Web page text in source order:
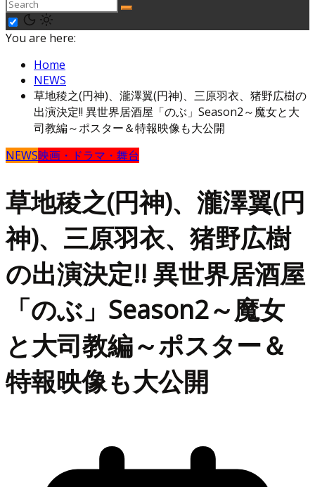
You are here:
Home
NEWS
草地稜之(円神)、瀧澤翼(円神)、三原羽衣、猪野広樹の
出演決定!! 異世界居酒屋「のぶ」Season2～魔女と大
司教編～ポスター＆特報映像も大公開
NEWS映画・ドラマ・舞台
草地稜之(円神)、瀧澤翼(円
神)、三原羽衣、猪野広樹
の出演決定!! 異世界居酒屋
「のぶ」Season2～魔女
と大司教編～ポスター＆
特報映像も大公開